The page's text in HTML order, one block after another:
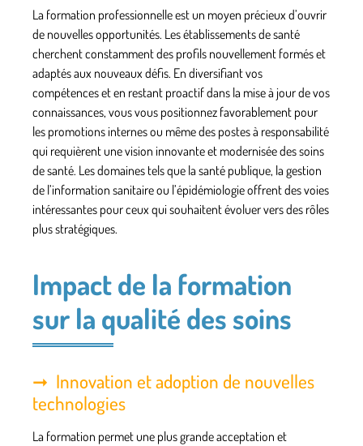
La formation professionnelle est un moyen précieux d’ouvrir
de nouvelles opportunités. Lesétablissementsde santé
cherchent constamment des profils nouvellement formés et
adaptés aux nouveaux défis. En diversifiant vos
compétences et en restant proactif dans la mise à jour de vos
connaissances, vous vous positionnez favorablement pour
les promotions internes ou même des postes à responsabilité
qui requièrent une vision innovante et modernisée des soins
de santé. Les domaines tels que la santé publique, la gestion
de l’information sanitaire ou l’épidémiologie offrent des voies
intéressantes pour ceux qui souhaitent évoluer vers des rôles
plus stratégiques.
Impact de la formation
sur la qualité des soins
Innovation et adoption de nouvelles
technologies
La formation permet une plus grande acceptation et